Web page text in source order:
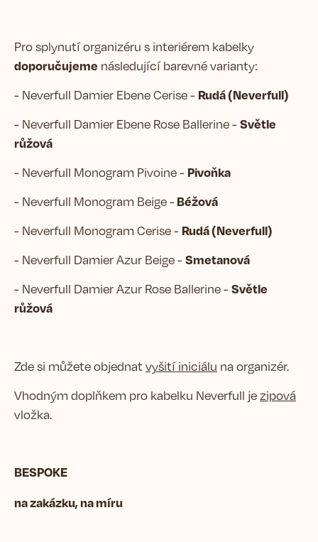
Pro splynutí organizéru s interiérem kabelky
doporučujeme následující barevné varianty:
- Neverfull Damier Ebene Cerise - Rudá (Neverfull)
- Neverfull Damier Ebene Rose Ballerine - Světle
růžová
- Neverfull Monogram Pivoine - Pivoňka
- Neverfull Monogram Beige - Béžová
- Neverfull Monogram Cerise - Rudá (Neverfull)
- Neverfull Damier Azur Beige - Smetanová
- Neverfull Damier Azur Rose Ballerine - Světle
růžová
Zde si můžete objednat vyšití iniciálu na organizér.
Vhodným doplňkem pro kabelku Neverfull je zipová
vložka.
BESPOKE
na zakázku, na míru